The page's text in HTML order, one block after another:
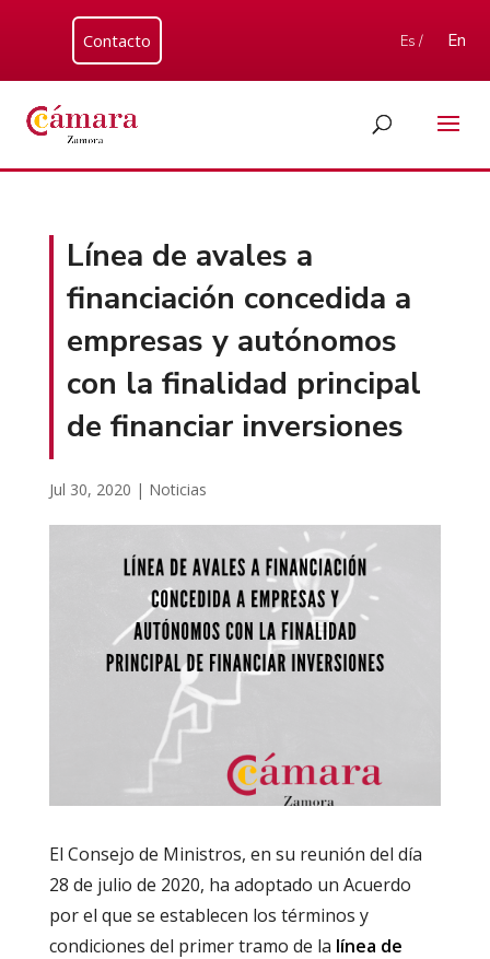
Contacto Es / En
Línea de avales a
financiación concedida a
empresas y autónomos
con la finalidad principal
de financiar inversiones
Jul 30, 2020 | Noticias
El Consejo de Ministros, en su reunión del día
28 de julio de 2020, ha adoptado un Acuerdo
por el que se establecen los términos y
condiciones del primer tramo de la línea de